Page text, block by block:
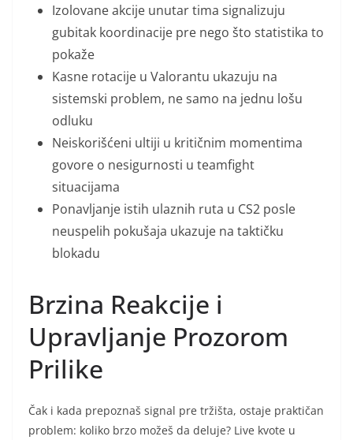
Izolovane akcije unutar tima signalizuju
gubitak koordinacije pre nego što statistika to
pokaže
Kasne rotacije u Valorantu ukazuju na
sistemski problem, ne samo na jednu lošu
odluku
Neiskorišćeni ultiji u kritičnim momentima
govore o nesigurnosti u teamfight
situacijama
Ponavljanje istih ulaznih ruta u CS2 posle
neuspelih pokušaja ukazuje na taktičku
blokadu
Brzina Reakcije i
Upravljanje Prozorom
Prilike
Čak i kada prepoznaš signal pre tržišta, ostaje praktičan
problem: koliko brzo možeš da deluje? Live kvote u